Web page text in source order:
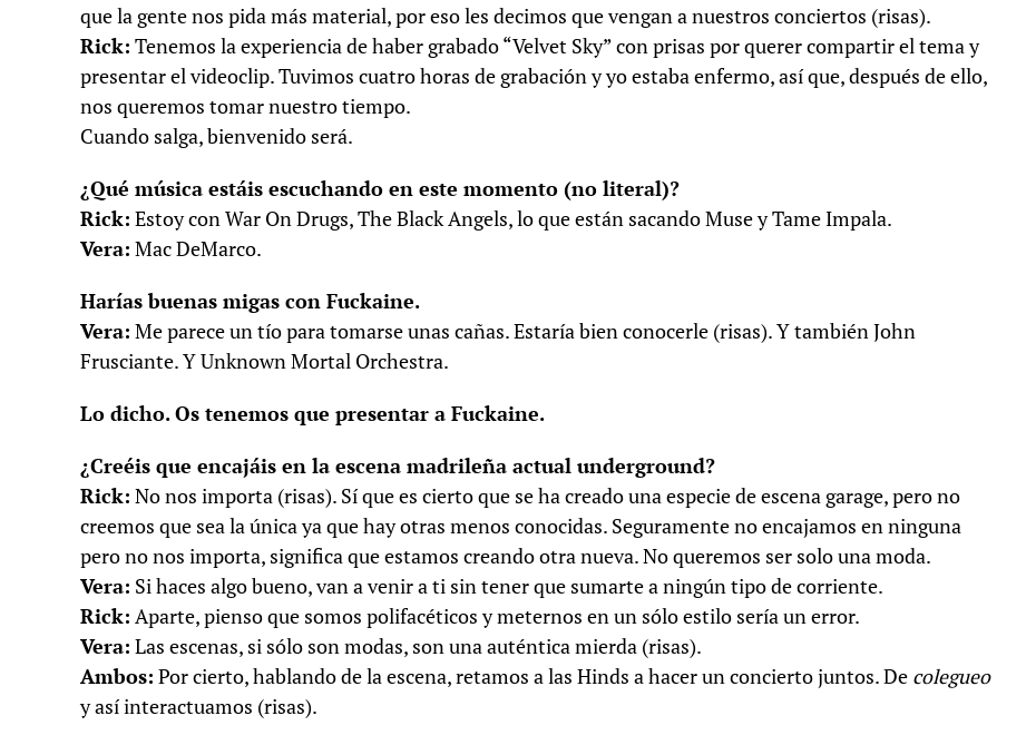
que la gente nos pida más material, por eso les decimos que vengan a nuestros conciertos (risas).
Rick: Tenemos la experiencia de haber grabado “Velvet Sky” con prisas por querer compartir el tema y
presentar el videoclip. Tuvimos cuatro horas de grabación y yo estaba enfermo, así que, después de ello,
nos queremos tomar nuestro tiempo.
Cuando salga, bienvenido será.
¿Qué música estáis escuchando en este momento (no literal)?
Rick: Estoy con War On Drugs, The Black Angels, lo que están sacando Muse y Tame Impala.
Vera: Mac DeMarco.
Harías buenas migas con Fuckaine.
Vera: Me parece un tío para tomarse unas cañas. Estaría bien conocerle (risas). Y también John
Frusciante. Y Unknown Mortal Orchestra.
Lo dicho. Os tenemos que presentar a Fuckaine.
¿Creéis que encajáis en la escena madrileña actual underground?
Rick: No nos importa (risas). Sí que es cierto que se ha creado una especie de escena garage, pero no
creemos que sea la única ya que hay otras menos conocidas. Seguramente no encajamos en ninguna
pero no nos importa, significa que estamos creando otra nueva. No queremos ser solo una moda.
Vera: Si haces algo bueno, van a venir a ti sin tener que sumarte a ningún tipo de corriente.
Rick: Aparte, pienso que somos polifacéticos y meternos en un sólo estilo sería un error.
Vera: Las escenas, si sólo son modas, son una auténtica mierda (risas).
Ambos: Por cierto, hablando de la escena, retamos a las Hinds a hacer un concierto juntos. De colegueo
y así interactuamos (risas).